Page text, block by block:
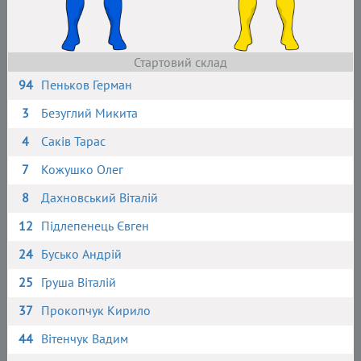
Стартовий склад
94 Пеньков Герман
3
Безуглий Микита
4
Саків Тарас
7
Кожушко Олег
8
Дахновський Віталій
12 Підлепенець Євген
24 Бусько Андрій
25 Груша Віталій
37 Прокопчук Кирило
44 Вітенчук Вадим